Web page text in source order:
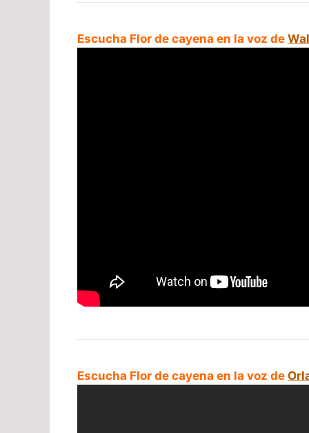
Escucha Flor de cayena en la voz de
Escucha Flor de cayena en la voz de